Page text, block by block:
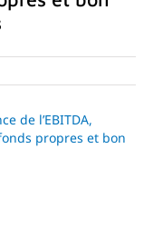
de l’EBITDA,
propres et bon